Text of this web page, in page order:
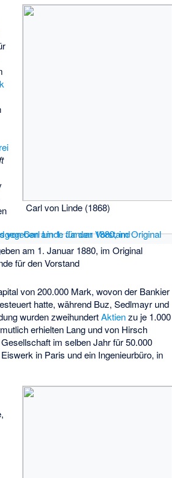
Carl von Linde (1868)
am 1. Januar 1880, im Original
für den Vorstand
von 200.000 Mark, wovon der Bankier
hatte, während Buz, Sedlmayr und
wurden zweihundertAktienzu je 1.000
erhielten Lang und von Hirsch
im selben Jahr für 50.000
in Paris und ein Ingenieurbüro, in